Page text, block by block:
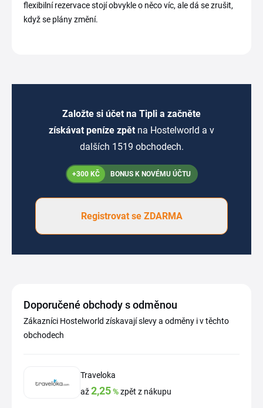
flexibilní rezervace stojí obvykle o něco víc, ale dá se zrušit,
když se plány změní.
Založte si účet na Tipli a začněte
získávat peníze zpět na Hostelworld a v
dalších 1519 obchodech.
+300 KČ BONUS K NOVÉMU ÚČTU
Registrovat se ZDARMA
Doporučené obchody s odměnou
Zákazníci Hostelworld získavají slevy a odměny i v těchto
obchodech
Traveloka
až2,25%zpět z nákupu